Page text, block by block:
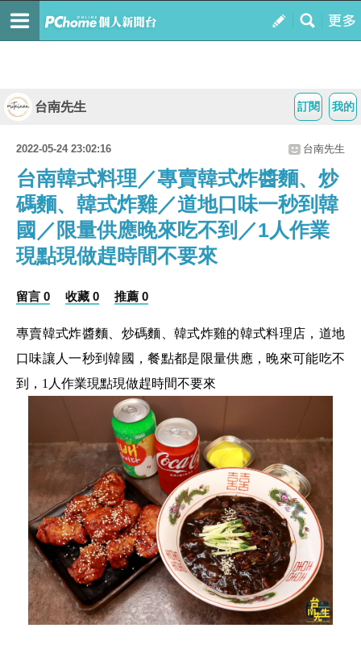
我的
訂閱
台南先生
2022-05-24 23:02:16 台南先生
台南韓式料理／專賣韓式炸醬麵、炒
碼麵、韓式炸雞／道地口味一秒到韓
國／限量供應晚來吃不到／1人作業
現點現做趕時間不要來
留言 0 收藏 0 推薦 0
專賣韓式炸醬麵、炒碼麵 、韓式炸雞的韓式料理店，道地
口味讓人一秒到韓國，餐點都是限量供應，晚來可能吃不
到，1人作業現點現做趕時間不要來